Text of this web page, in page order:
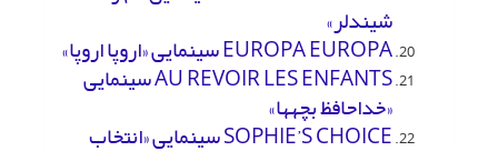
شیندلر»
EUROPA EUROPA سینمایی «اروپا اروپا»
AU REVOIR LES ENFANTS سینمایی
«خداحافظ بچه­ها»
SOPHIE’S CHOICE سینمایی «انتخاب